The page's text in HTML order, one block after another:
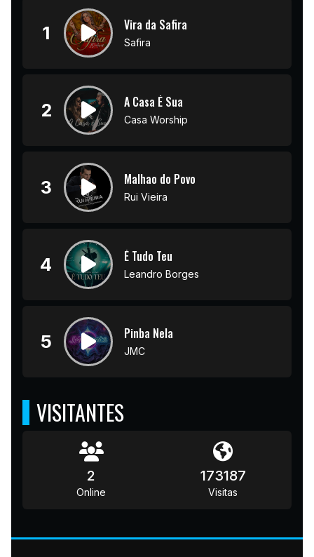
1 Vira da Safira
Safira
2 A Casa É Sua
Casa Worship
3 Malhao do Povo
Rui Vieira
4 É Tudo Teu
Leandro Borges
5 Pinba Nela
JMC
VISITANTES
2
Online
173187
Visitas